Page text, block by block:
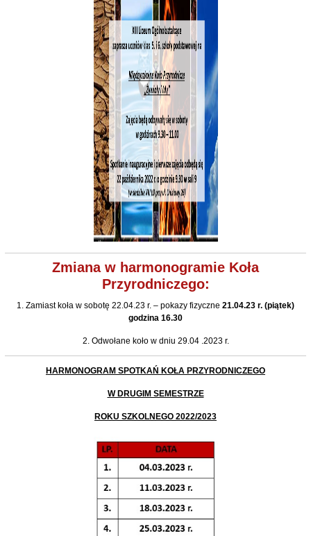
Zmiana w harmonogramie Koła
Przyrodniczego:
1. Zamiast koła w sobotę 22.04.23 r. – pokazy fizyczne 21.04.23 r. (piątek)
godzina 16.30
2. Odwołane koło w dniu 29.04 .2023 r.
HARMONOGRAM SPOTKAŃ KOŁA PRZYRODNICZEGO
W DRUGIM SEMESTRZE
ROKU SZKOLNEGO 2022/2023